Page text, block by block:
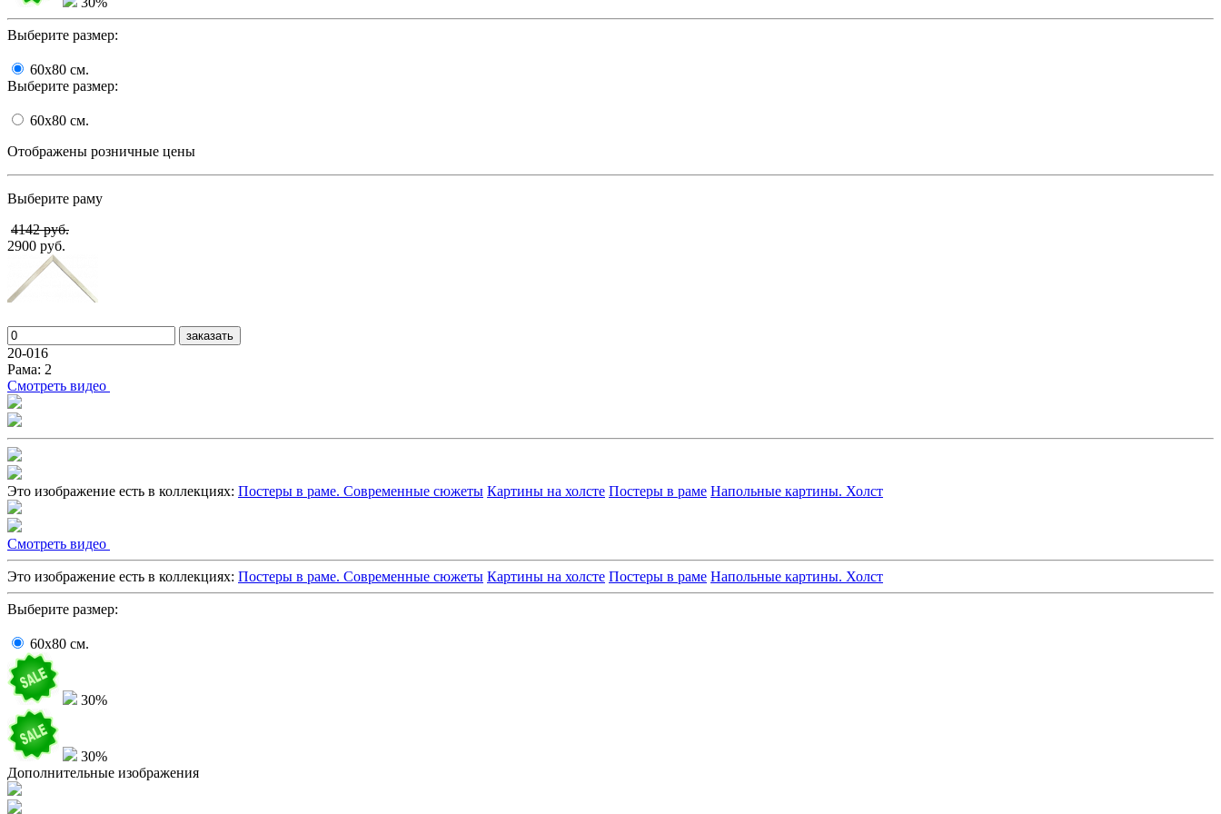
Выберите размер:
60x80 cм.
Выберите размер:
60x80 cм.
Отображены розничные цены
Выберите раму
4142 руб.
2900 руб.
заказать
20-016
Рама: 2
Cмотреть видео
Это изображение есть в коллекциях: Постеры в раме. Современные сюжеты Картины на холсте Постеры в раме Напольные картины. Холст
Cмотреть видео
Это изображение есть в коллекциях: Постеры в раме. Современные сюжеты Картины на холсте Постеры в раме Напольные картины. Холст
Выберите размер:
60x80 cм.
30%
30%
Дополнительные изображения